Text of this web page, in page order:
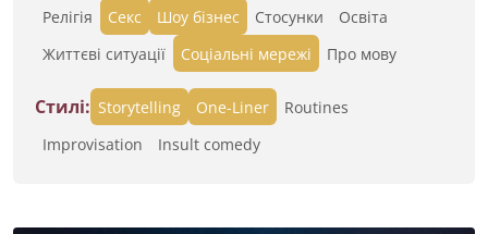
Релігія
Секс Шоу бізнес Стосунки
Освіта
Життєві ситуації
Cоціальні мережі Про мову
Стилі: Storytelling One-Liner
Routines
Improvisation
Insult comedy